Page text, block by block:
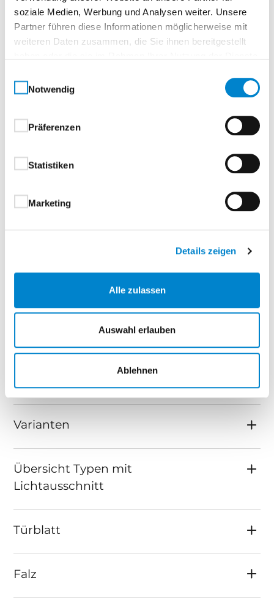
soziale Medien, Werbung und Analysen weiter. Unsere
Partner führen diese Informationen möglicherweise mit
weiteren Daten zusammen, die Sie ihnen bereitgestellt
Notwendig
Präferenzen
Statistiken
Marketing
Details zeigen
Alle zulassen
Auswahl erlauben
Ablehnen
Typenübersicht
Türblatt
Falz
Kante und Schmalfläche
Einlage
Signum Echtlack mit
Lichtausschnitt
Varianten
Übersicht Typen mit
Lichtausschnitt
Türblatt
Falz